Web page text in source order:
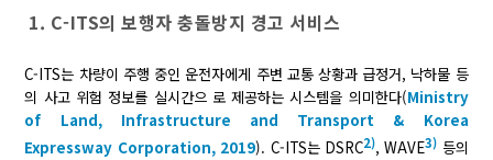
1. C-ITS의 보행자 충돌방지 경고 서비스
C-ITS는 차량이 주행 중인 운전자에게 주변 교통 상황과 급정거, 낙하물 등
의 사고 위험 정보를 실시간으 로 제공하는 시스템을 의미한다(Ministry
of Land, Infrastructure and Transport & Korea
Expressway Corporation, 2019). C-ITS는 DSRC2), WAVE3) 등의